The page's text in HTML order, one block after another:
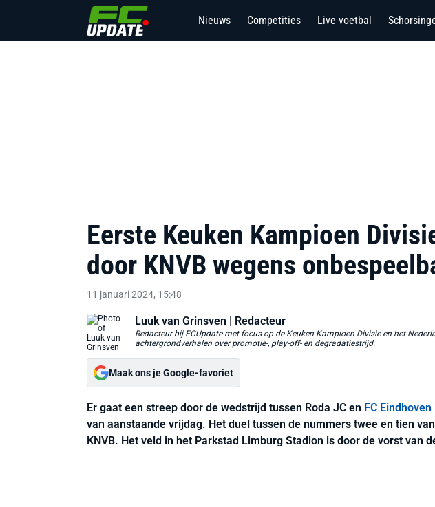
Nieuws Competities Live voetbal
Eerste Keuken Kampioen
door KNVB wegens
11 januari 2024, 15:48
Luuk van Grinsven | Redacteur
Redacteur bij FCUpdate met focus op de Keuken Kampioen Divisie en het
achtergrondverhalen over promotie-, play-off- en degradatiestrijd.
Maak ons je Google-favoriet
Er gaat een streep door de wedstrijd tussen Roda JC en FC Eindhoven
van aanstaande vrijdag. Het duel tussen de nummers twee en tien
KNVB. Het veld in het Parkstad Limburg Stadion is door de vorst van